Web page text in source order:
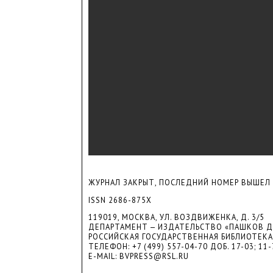
ЖУРНАЛ ЗАКРЫТ, ПОСЛЕДНИЙ НОМЕР ВЫШЕЛ
ISSN 2686-875X
119019, МОСКВА, УЛ. ВОЗДВИЖЕНКА, Д. 3/5
ДЕПАРТАМЕНТ — ИЗДАТЕЛЬСТВО «ПАШКОВ
РОССИЙСКАЯ ГОСУДАРСТВЕННАЯ БИБЛИОТЕКА
ТЕЛЕФОН: +7 (499) 557-04-70 ДОБ. 17-03; 11-
E-MAIL: BVPRESS@RSL.RU